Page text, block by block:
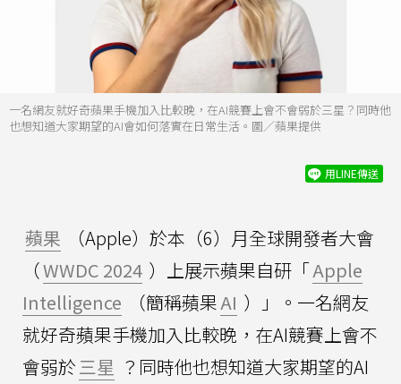
一名網友就好奇蘋果手機加入比較晚，在AI競賽上會不會弱於三星？同時他
也想知道大家期望的AI會如何落實在日常生活。圖／蘋果提供
用LINE傳送
蘋果
（Apple）於本（6）月全球開發者大會
（WWDC 2024 ）上展示蘋果自研「Apple
Intelligence
（簡稱蘋果AI ）」。一名網友
就好奇蘋果手機加入比較晚，在AI競賽上會不
會弱於三星 ？同時他也想知道大家期望的AI